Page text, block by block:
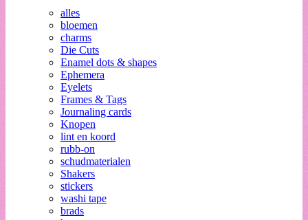
alles
bloemen
charms
Die Cuts
Enamel dots & shapes
Ephemera
Eyelets
Frames & Tags
Journaling cards
Knopen
lint en koord
rubb-on
schudmaterialen
Shakers
stickers
washi tape
brads